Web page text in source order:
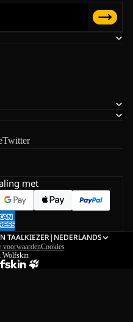
Twitter
met
TAALKIEZER| NEDERLANDS
voorwaardenCookies
Wolfskin